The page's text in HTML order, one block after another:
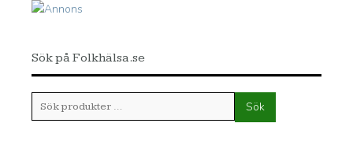
Sök på Folkhälsa.se
Sök
efter:
Sök